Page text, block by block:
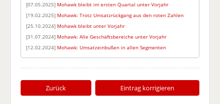
[07.05.2025] Mohawk bleibt im ersten Quartal unter Vorjahr
[19.02.2025] Mohawk: Trotz Umsatzrückgang aus den roten Zahlen
[25.10.2024] Mohawk bleibt unter Vorjahr
[31.07.2024] Mohawk: Alle Geschäftsbereiche unter Vorjahr
[12.02.2024] Mohawk: Umsatzeinbußen in allen Segmenten
Zurück Eintrag korrigieren